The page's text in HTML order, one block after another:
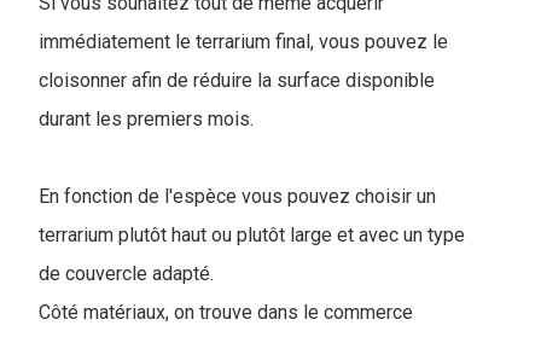
immédiatement le terrarium final, vous pouvez le
cloisonner afin de réduire la surface disponible
durant les premiers mois.
En fonction de l'espèce vous pouvez choisir un
terrarium plutôt haut ou plutôt large et avec un type
de couvercle adapté.
Côté matériaux, on trouve dans le commerce